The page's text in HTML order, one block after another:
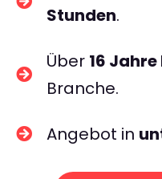
Stunden.
Über 16
Branche.
Angebot in